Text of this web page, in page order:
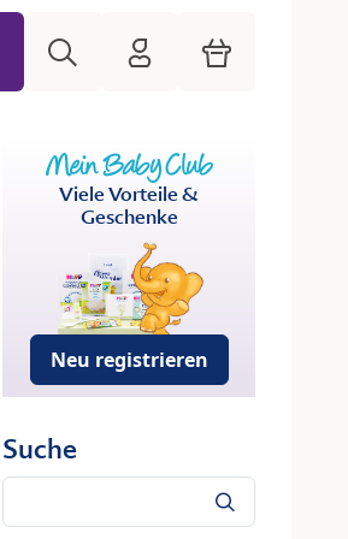
HiPP Mein Babyclub
Warenkorb
Viele Vorteile &
Geschenke
Neu registrieren
Suche